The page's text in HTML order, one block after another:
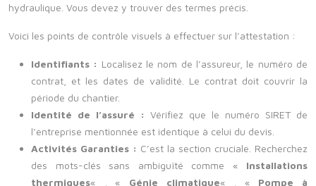
hydraulique. Vous devez y trouver des termes précis.
Voici les points de contrôle visuels à effectuer sur l’attestation :
Identifiants : Localisez le nom de l’assureur, le numéro de
contrat, et les dates de validité. Le contrat doit couvrir la
période du chantier.
Identité de l’assuré : Vérifiez que le numéro SIRET de
l’entreprise mentionnée est identique à celui du devis.
Activités Garanties : C’est la section cruciale. Recherchez
des mots-clés sans ambiguïté comme « Installations
thermiques« , « Génie climatique« , « Pompe à